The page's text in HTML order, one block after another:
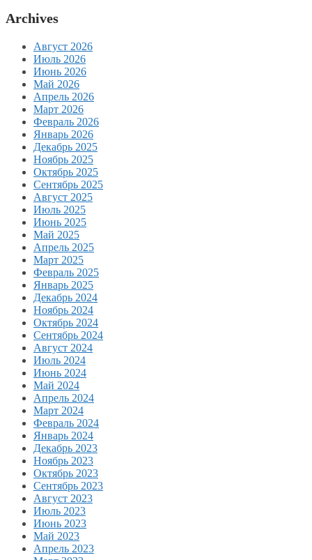
Archives
Август 2026
Июль 2026
Июнь 2026
Май 2026
Апрель 2026
Март 2026
Февраль 2026
Январь 2026
Декабрь 2025
Ноябрь 2025
Октябрь 2025
Сентябрь 2025
Август 2025
Июль 2025
Июнь 2025
Май 2025
Апрель 2025
Март 2025
Февраль 2025
Январь 2025
Декабрь 2024
Ноябрь 2024
Октябрь 2024
Сентябрь 2024
Август 2024
Июль 2024
Июнь 2024
Май 2024
Апрель 2024
Март 2024
Февраль 2024
Январь 2024
Декабрь 2023
Ноябрь 2023
Октябрь 2023
Сентябрь 2023
Август 2023
Июль 2023
Июнь 2023
Май 2023
Апрель 2023